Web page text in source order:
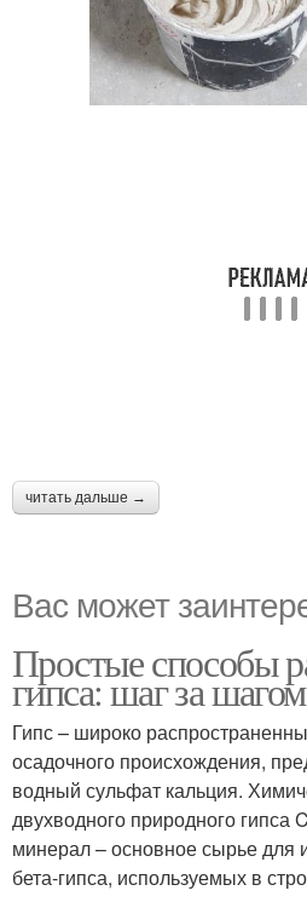
читать дальше →
Вас может
Простые способы
гипса: шаг за шагом
Гипс – широко
осадочного происхождения,
водный сульфат кальция.
двухводного природного гипса
минерал – основное сырье для
бета-гипса, используемых в